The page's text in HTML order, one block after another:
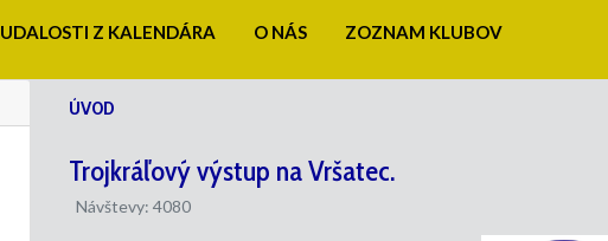
UDALOSTI Z KALENDÁRA O NÁS ZOZNAM KLUBOV
ÚVOD
Trojkráľový výstup na Vršatec.
Návštevy: 4080